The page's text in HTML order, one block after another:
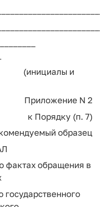
и
Приложение N 2
к Порядку (п. 7)
образец
фактах обращения в